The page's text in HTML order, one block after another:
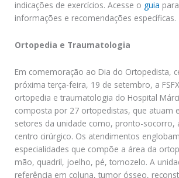
indicações de exercícios. Acesse o guia
informações e recomendações específicas.
Ortopedia e Traumatologia
Em comemoração ao Dia do Ortopedista,
próxima terça-feira, 19 de setembro, a
ortopedia e traumatologia do Hospital
composta por 27 ortopedistas, que atuam
setores da unidade como, pronto-socorro,
centro cirúrgico. Os atendimentos
especialidades que compõe a área da
mão, quadril, joelho, pé, tornozelo. A
referência em coluna, tumor ósseo,